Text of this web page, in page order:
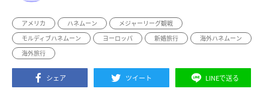
アメリカ ハネムーン
メジャーリーグ観戦
モルディブハネムーン
ヨーロッパ 新婚旅行
海外ハネムーン
海外旅行
シェア ツイート LINEで送る